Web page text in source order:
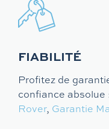
FIABILITÉ
Profitez de
confiance absolue
Rover, Garantie